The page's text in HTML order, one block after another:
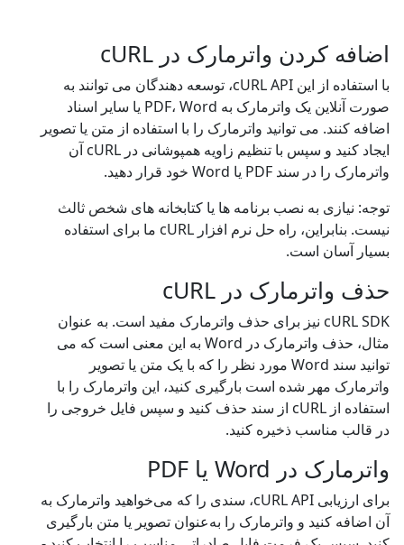
اضافه کردن واترمارک در cURL
با استفاده از این cURL API، توسعه دهندگان می توانند به
صورت آنلاین یک واترمارک به PDF، Word یا سایر اسناد
اضافه کنند. می توانید واترمارک را با استفاده از متن یا تصویر
ایجاد کنید و سپس با تنظیم زاویه همپوشانی در cURL آن
واترمارک را در سند PDF یا Word خود قرار دهید.
توجه: نیازی به نصب برنامه ها یا کتابخانه های شخص ثالث
نیست. بنابراین، راه حل نرم افزار cURL ما برای استفاده
بسیار آسان است.
حذف واترمارک در cURL
cURL SDK نیز برای حذف واترمارک مفید است. به عنوان
مثال، حذف واترمارک در Word به این معنی است که می
توانید سند Word مورد نظر را که با یک متن یا تصویر
واترمارک مهر شده است بارگیری کنید، این واترمارک را با
استفاده از cURL از سند حذف کنید و سپس فایل خروجی را
در قالب مناسب ذخیره کنید.
واترمارک در Word یا PDF
برای ارزیابی cURL API، سندی را که می‌خواهید واترمارک به
آن اضافه کنید و واترمارک را به‌عنوان تصویر یا متن بارگیری